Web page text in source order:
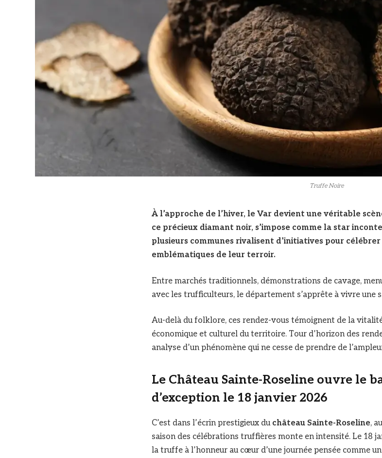
Truffe Noire
À l’approche de l’hiver, le Var devient une véritable
ce précieux diamant noir, s’impose comme la star
plusieurs communes rivalisent d’initiatives pour célébrer
emblématiques de leur terroir.
Entre marchés traditionnels, démonstrations de cavage,
avec les trufficulteurs, le département s’apprête à vivre une
Au-delà du folklore, ces rendez-vous témoignent de la
économique et culturel du territoire. Tour d’horizon des
analyse d’un phénomène qui ne cesse de prendre de
Le Château Sainte-Roseline ouvre le
d’exception le 18 janvier 2026
C’est dans l’écrin prestigieux du château Sainte-Roseline,
saison des célébrations truffières monte en intensité. Le 18
la truffe à l’honneur au cœur d’une journée pensée comme